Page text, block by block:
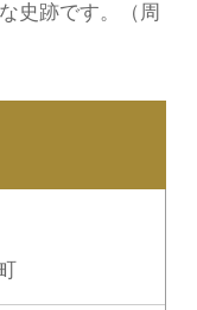
史跡です。（周